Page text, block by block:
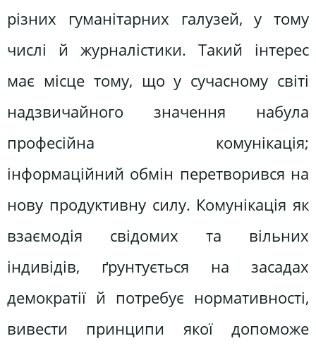
різних гуманітарних галузей, у тому
числі й журналістики. Такий інтерес
має місце тому, що у сучасному світі
надзвичайного значення набула
професійна комунікація;
інформаційний обмін перетворився на
нову продуктивну силу. Комунікація як
взаємодія свідомих та вільних
індивідів, ґрунтується на засадах
демократії й потребує нормативності,
вивести принципи якої допоможе